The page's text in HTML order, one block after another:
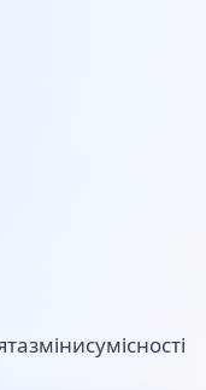
сумісності Parall.